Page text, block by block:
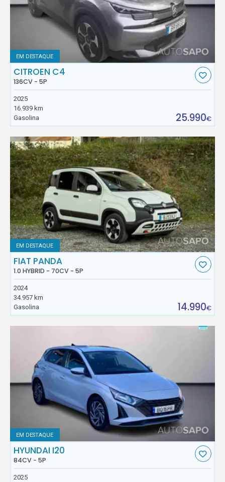
EM DESTAQUE
CITROEN C4
136CV - 5P
2025
16.939 km
Gasolina
25.990€
EM DESTAQUE
FIAT PANDA
1.0 HYBRID - 70CV - 5P
2024
34.957 km
Gasolina
14.990€
EM DESTAQUE
HYUNDAI I20
84CV - 5P
2025